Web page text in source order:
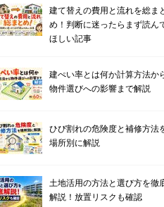
建て替えの費用と流れを総ま
め！判断に迷ったらまず読ん
ほしい記事
建ぺい率とは何か計算方法か
物件選びへの影響まで解説
ひび割れの危険度と補修方法
場所別に解説
土地活用の方法と選び方を徹
解説！放置リスクも確認